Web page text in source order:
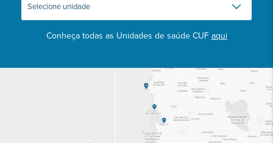
Conheça todas as Unidades de saúde CUF aqui